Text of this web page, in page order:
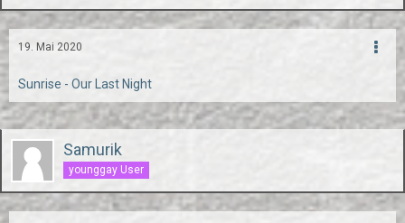
19. Mai 2020
Sunrise - Our Last Night
Samurik
younggay User